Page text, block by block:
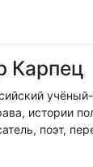
Карпец
истории
поэт,